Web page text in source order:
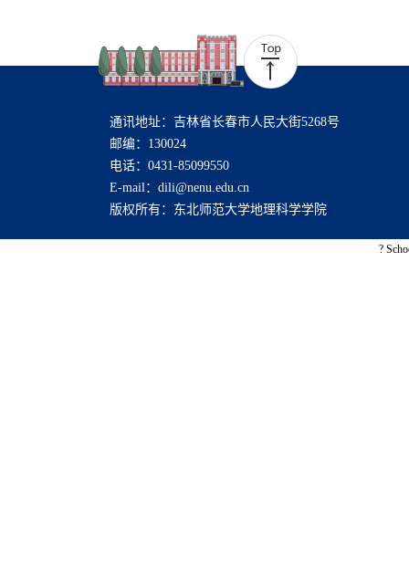
通讯地址：吉林省长春市人民大街5268号
邮编：130024
电话：0431-85099550
E-mail：dili@nenu.edu.cn
版权所有：东北师范大学地理科学学院
?